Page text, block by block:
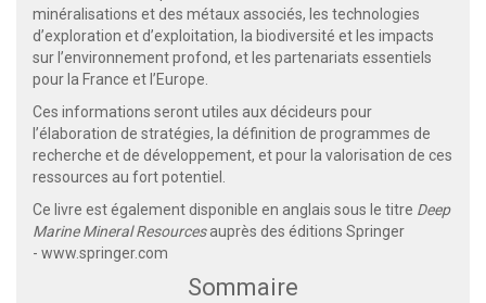
minéralisations et des métaux associés, les technologies
d’exploration et d’exploitation, la biodiversité et les impacts
sur l’environnement profond, et les partenariats essentiels
pour la France et l’Europe.
Ces informations seront utiles aux décideurs pour
l’élaboration de stratégies, la définition de programmes de
recherche et de développement, et pour la valorisation de ces
ressources au fort potentiel.
Ce livre est également disponible en anglais sous le titre Deep
Marine Mineral Resourcesauprès des éditions Springer
- www.springer.com
Sommaire